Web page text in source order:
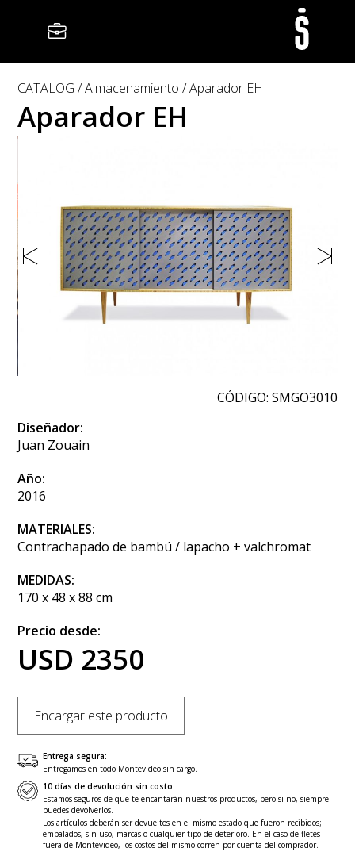
CATALOG Almacenamiento Aparador EH
Aparador EH
CÓDIGO: SMGO3010
Diseñador:
Juan Zouain
Año:
2016
MATERIALES:
Contrachapado de bambú / lapacho + valchromat
MEDIDAS:
170 x 48 x 88 cm
Precio desde:
USD 2350
Encargar este producto
Entrega segura:
Entregamos en todo Montevideo sin cargo.
10 días de devolución sin costo
Estamos seguros de que te encantarán nuestros productos, pero si no, siempre
puedes devolverlos.
Los artículos deberán ser devueltos en el mismo estado que fueron recibidos;
embalados, sin uso, marcas o cualquier tipo de deterioro. En el caso de fletes
fuera de Montevideo, los costos del mismo corren por cuenta del comprador.